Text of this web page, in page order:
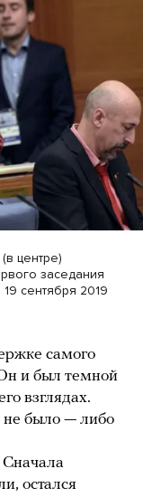
центре)
заседания
сентября 2019
самого
и был темной
взглядах.
не было — либо
Сначала
остался